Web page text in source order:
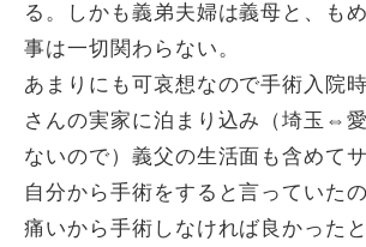
る。しかも義弟夫婦は義母と、も
事は一切関わらない。
あまりにも可哀想なので手術入院
さんの実家に泊まり込み（埼玉⇔
ないので）義父の生活面も含めて
自分から手術をすると言っていた
痛いから手術しなければ良かった